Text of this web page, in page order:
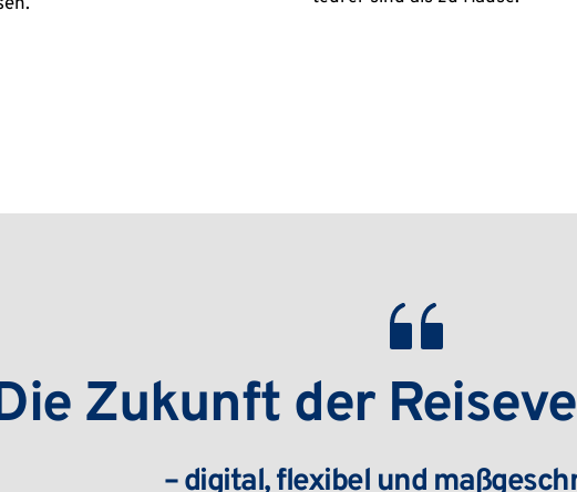
Zukunft der
– digital, flexibel und